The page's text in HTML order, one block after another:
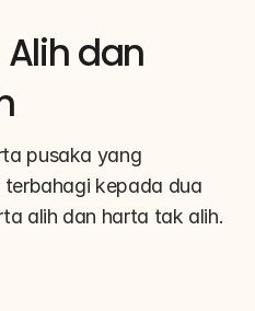
dan
pusaka yang
kepada dua
alih dan harta tak alih.